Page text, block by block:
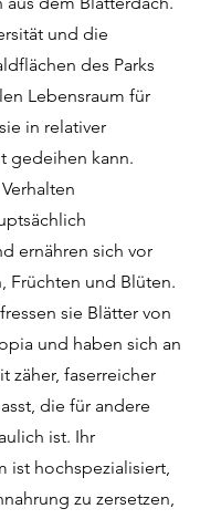
und die
des Parks
Lebensraum für
in relativer
gedeihen kann.
ernähren sich vor
Früchten und Blüten.
sie Blätter von
und haben sich an
zäher, faserreicher
die für andere
ist. Ihr
ist hochspezialisiert,
zu zersetzen,